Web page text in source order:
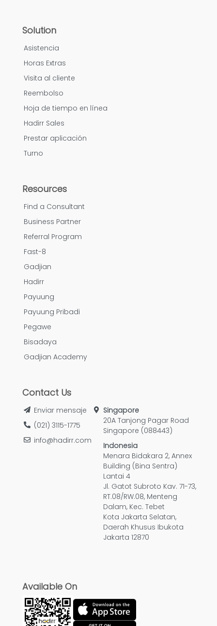
Solution
Asistencia
Horas Extras
Visita al cliente
Reembolso
Hoja de tiempo en línea
Hadirr Sales
Prestar aplicación
Turno
Resources
Find a Consultant
Business Partner
Referral Program
Fast-8
Gadjian
Hadirr
Payuung
Payuung Pribadi
Pegawe
Bisadaya
Gadjian Academy
Contact Us
Enviar mensaje
(021) 3115-1775
info@hadirr.com
Singapore
20A Tanjong Pagar Road
Singapore (088443)
Indonesia
Menara Bidakara 2, Annex
Building (Bina Sentra)
Lantai 4
Jl. Gatot Subroto Kav. 71-73,
RT.08/RW.08, Menteng
Dalam, Kec. Tebet
Kota Jakarta Selatan,
Daerah Khusus Ibukota
Jakarta 12870
Available On